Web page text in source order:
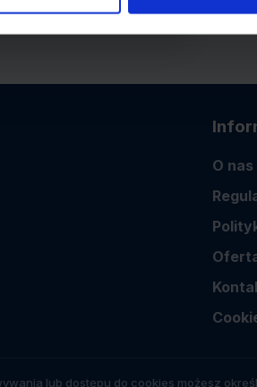
O nas
lub dostępu do cookies możesz